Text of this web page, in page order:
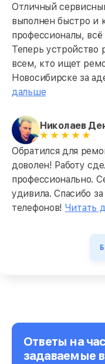
Отличный
выполнен быстро и
профессионалы,
Теперь устройство
всем, кто ищет
Новосибирске за
дальше
Николаев
Обратился для
доволен! Работу
профессионально.
удивила. Спасибо
телефонов! Читать
Ответы на
задаваемые